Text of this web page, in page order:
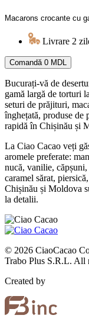
Macarons crocante cu
Livrare 2
Comandă 0 MDL
Bucurați-vă de
gamă largă de torturi
seturi de prăjituri,
înghețată, produse de
rapidă în Chișinău și
La Ciao Cacao veți
aromele preferate:
nucă, vanilie,
caramel sărat,
Chișinău și Moldova
la detalii.
© 2026 CiaoCacao
Trabo Plus S.R.L. All
Created by